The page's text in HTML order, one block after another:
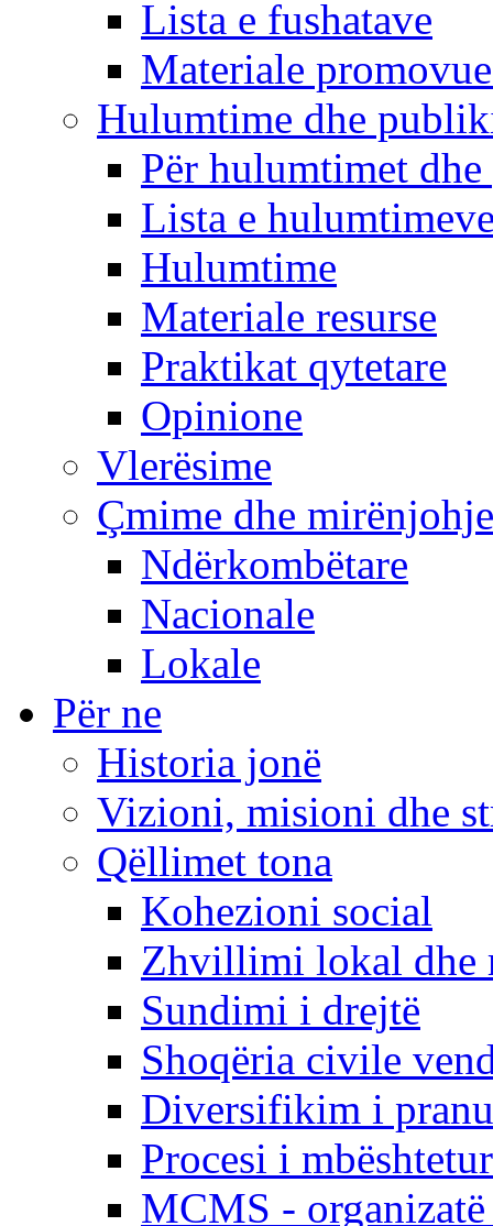
Lista e fushatave
Materiale
Hulumtime dhe
Për hulumtimet
Lista e
Hulumtime
Materiale resurse
Praktikat qytetare
Opinione
Vlerësime
Çmime dhe mirënjohje
Ndërkombëtare
Nacionale
Lokale
Për ne
Historia jonë
Vizioni, misioni dhe
Qëllimet tona
Kohezioni social
Zhvillimi lokal dhe
Sundimi i drejtë
Shoqëria civile
Diversifikim i
Procesi i
MCMS -